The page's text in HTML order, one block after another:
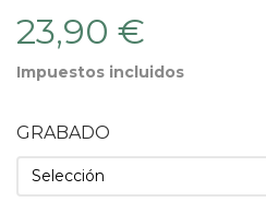
23,90 €
Impuestos incluidos
GRABADO